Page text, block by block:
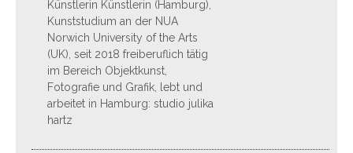
Künstlerin Künstlerin (Hamburg),
Kunststudium an der NUA
Norwich University of the Arts
(UK), seit 2018 freiberuflich tätig
im Bereich Objektkunst,
Fotografie und Grafik, lebt und
arbeitet in Hamburg: studio julika
hartz